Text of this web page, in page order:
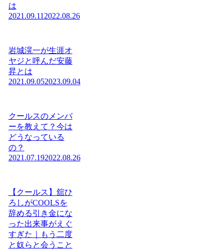
は
2021.09.11 2022.08.26
岩城滉一が生涯オ
ヤジと呼んだ安藤
昇とは
2021.09.052023.09.04
クールスのメンバ
ーを教えて？今は
どうなっている
の？
2021.07.192022.08.26
【クールス】舘ひ
ろしがCOOLSを
辞める引き金にな
った出来事がえぐ
すぎた｜もう二度
と奴らと会うこと